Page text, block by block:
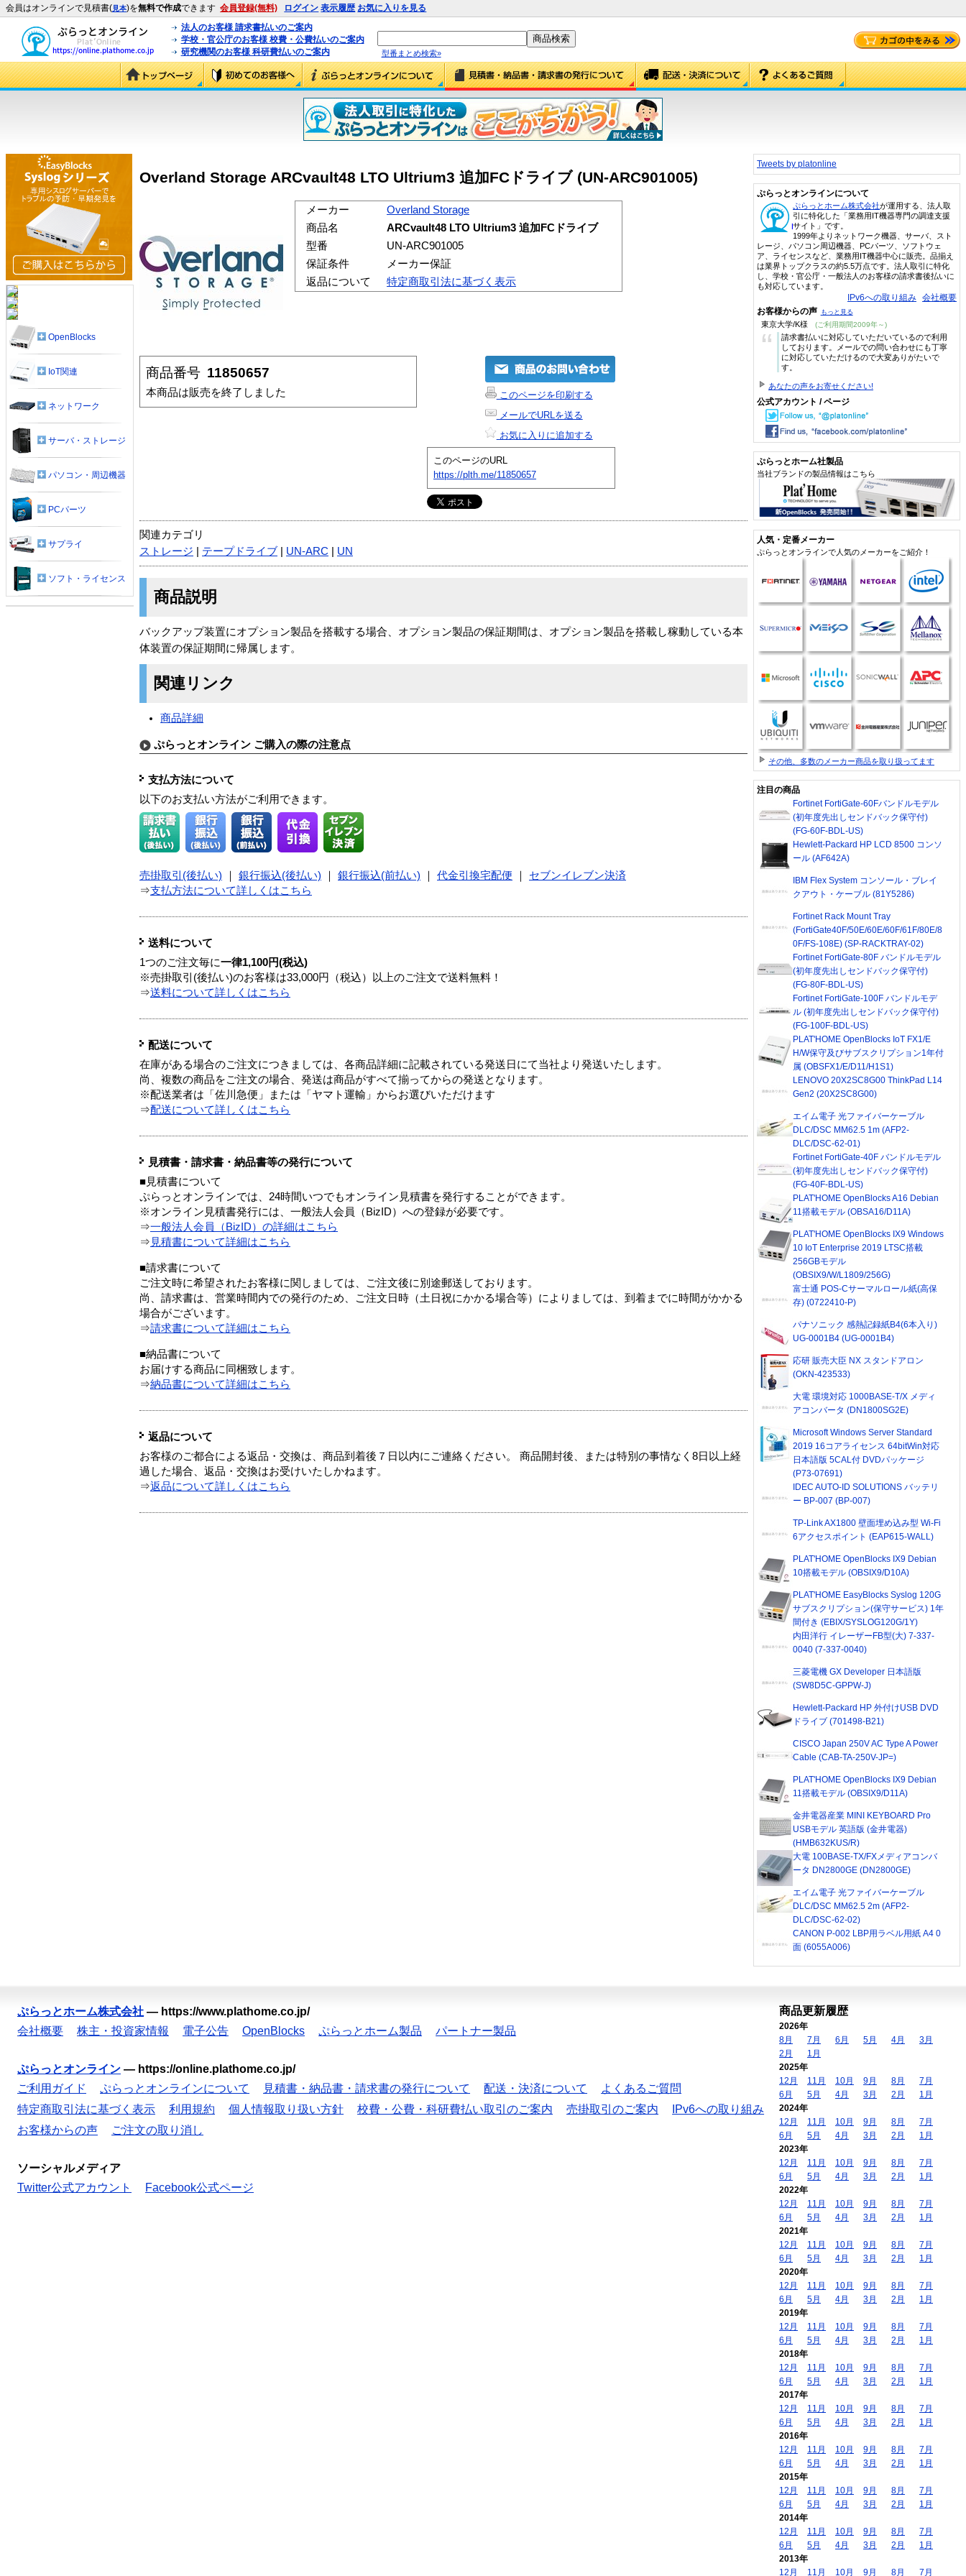
会員はオンラインで見積書(見本)を無料で作成できます 会員登録(無料) ログイン 表示履歴 お気に入りを見る
法人のお客様 請求書払いのご案内
学校・官公庁のお客様 校費・公費払いのご案内
研究機関のお客様 科研費払いのご案内
型番まとめ検索»
Overland Storage ARCvault48 LTO Ultrium3 追加FCドライブ (UN-ARC901005)
メーカー
Overland Storage
商品名
ARCvault48 LTO Ultrium3 追加FCドライブ
型番
UN-ARC901005
保証条件
メーカー保証
返品について
特定商取引法に基づく表示
商品番号 11850657
本商品は販売を終了しました
このページを印刷する
メールでURLを送る
お気に入りに追加する
このページのURL
https://plth.me/11850657
関連カテゴリ
ストレージ
テープドライブ UN-ARC UN
商品説明
バックアップ装置にオプション製品を搭載する場合、オプション製品の保証期間は、オプション製品を搭載し稼動している本
体装置の保証期間に帰属します。
関連リンク
商品詳細
ぷらっとオンライン ご購入の際の注意点
支払方法について
以下のお支払い方法がご利用できます。
売掛取引(後払い) 銀行振込(後払い) 銀行振込(前払い) 代金引換宅配便
セブンイレブン決済
⇒支払方法について詳しくはこちら
送料について
1つのご注文毎に一律1,100円(税込)
※売掛取引(後払い)のお客様は33,000円（税込）以上のご注文で送料無料！
⇒送料について詳しくはこちら
配送について
在庫がある場合のご注文につきましては、各商品詳細に記載されている発送日にて当社より発送いたします。
尚、複数の商品をご注文の場合、発送は商品がすべて揃ってからの発送となります。
※配送業者は「佐川急便」または「ヤマト運輸」からお選びいただけます
⇒配送について詳しくはこちら
見積書・請求書・納品書等の発行について
■見積書について
ぷらっとオンラインでは、24時間いつでもオンライン見積書を発行することができます。
※オンライン見積書発行には、一般法人会員（BizID）への登録が必要です。
⇒一般法人会員（BizID）の詳細はこちら
⇒ 見積書について詳細はこちら
■請求書について
ご注文時に希望されたお客様に関しましては、ご注文後に別途郵送しております。
尚、請求書は、営業時間内での発行のため、ご注文日時（土日祝にかかる場合等）によりましては、到着までに時間がかかる
場合がございます。
⇒請求書について詳細はこちら
■納品書について
お届けする商品に同梱致します。
⇒納品書について詳細はこちら
返品について
お客様のご都合による返品・交換は、商品到着後７日以内にご連絡ください。 商品開封後、または特別の事情なく8日以上経
過した場合、返品・交換はお受けいたしかねます。
⇒返品について詳しくはこちら
OpenBlocks
IoT関連
ネットワーク
サーバ・ストレージ
パソコン・周辺機器
PCパーツ
サプライ
ソフト・ライセンス
Tweets by platonline
ぷらっとオンラインについて
ぷらっとホーム株式会社が運用する、法人取
引に特化した「業務用IT機器専門の調達支援
サイト」です。
1999年よりネットワーク機器、サーバ、スト
レージ、パソコン周辺機器、PCパーツ、ソフトウェ
ア、ライセンスなど、業務用IT機器中心に販売。品揃え
は業界トップクラスの約5.5万点です。法人取引に特化
し、学校・官公庁・一般法人のお客様の請求書後払いに
も対応しています。
IPv6への取り組み 会社概要
お客様からの声 もっと見る
東京大学/K様 (ご利用期間2009年～)
“
請求書払いに対応していただいているので利用
しております。メールでの問い合わせにも丁寧
に対応していただけるので大変ありがたいで
す。
あなたの声をお寄せください!
公式アカウント / ページ
ぷらっとホーム社製品
当社ブランドの製品情報はこちら
人気・定番メーカー
ぷらっとオンラインで人気のメーカーをご紹介！
その他、多数のメーカー商品を取り扱ってます
注目の商品
Fortinet FortiGate-60Fバンドルモデル
(初年度先出しセンドバック保守付)
(FG-60F-BDL-US)
Hewlett-Packard HP LCD 8500 コンソ
ール (AF642A)
IBM Flex System コンソール・ブレイ
クアウト・ケーブル (81Y5286)
Fortinet Rack Mount Tray
(FortiGate40F/50E/60E/60F/61F/80E/8
0F/FS-108E) (SP-RACKTRAY-02)
Fortinet FortiGate-80F バンドルモデル
(初年度先出しセンドバック保守付)
(FG-80F-BDL-US)
Fortinet FortiGate-100F バンドルモデ
ル (初年度先出しセンドバック保守付)
(FG-100F-BDL-US)
PLAT'HOME OpenBlocks IoT FX1/E
H/W保守及びサブスクリプション1年付
属 (OBSFX1/E/D11/H1S1)
LENOVO 20X2SC8G00 ThinkPad L14
Gen2 (20X2SC8G00)
エイム電子 光ファイバーケーブル
DLC/DSC MM62.5 1m (AFP2-
DLC/DSC-62-01)
Fortinet FortiGate-40F バンドルモデル
(初年度先出しセンドバック保守付)
(FG-40F-BDL-US)
PLAT'HOME OpenBlocks A16 Debian
11搭載モデル (OBSA16/D11A)
PLAT'HOME OpenBlocks IX9 Windows
10 IoT Enterprise 2019 LTSC搭載
256GBモデル
(OBSIX9/W/L1809/256G)
富士通 POS-Cサーマルロール紙(高保
存) (0722410-P)
パナソニック 感熱記録紙B4(6本入り)
UG-0001B4 (UG-0001B4)
応研 販売大臣 NX スタンドアロン
(OKN-423533)
大電 環境対応 1000BASE-T/X メディ
アコンバータ (DN1800SG2E)
Microsoft Windows Server Standard
2019 16コアライセンス 64bitWin対応
日本語版 5CAL付 DVDパッケージ
(P73-07691)
IDEC AUTO-ID SOLUTIONS バッテリ
ー BP-007 (BP-007)
TP-Link AX1800 壁面埋め込み型 Wi-Fi
6アクセスポイント (EAP615-WALL)
PLAT'HOME OpenBlocks IX9 Debian
10搭載モデル (OBSIX9/D10A)
PLAT'HOME EasyBlocks Syslog 120G
サブスクリプション(保守サービス) 1年
間付き (EBIX/SYSLOG120G/1Y)
内田洋行 イレーザーFB型(大) 7-337-
0040 (7-337-0040)
三菱電機 GX Developer 日本語版
(SW8D5C-GPPW-J)
Hewlett-Packard HP 外付けUSB DVD
ドライブ (701498-B21)
CISCO Japan 250V AC Type A Power
Cable (CAB-TA-250V-JP=)
PLAT'HOME OpenBlocks IX9 Debian
11搭載モデル (OBSIX9/D11A)
金井電器産業 MINI KEYBOARD Pro
USBモデル 英語版 (金井電器)
(HMB632KUS/R)
大電 100BASE-TX/FXメディアコンバ
ータ DN2800GE (DN2800GE)
エイム電子 光ファイバーケーブル
DLC/DSC MM62.5 2m (AFP2-
DLC/DSC-62-02)
CANON P-002 LBP用ラベル用紙 A4 0
面 (6055A006)
ぷらっとホーム株式会社 — https://www.plathome.co.jp/
会社概要
株主・投資家情報 電子公告 OpenBlocks ぷらっとホーム製品 パートナー製品
ぷらっとオンライン — https://online.plathome.co.jp/
ご利用ガイド
ぷらっとオンラインについて 見積書・納品書・請求書の発行について 配送・決済について
よくあるご質問
特定商取引法に基づく表示
利用規約 個人情報取り扱い方針 校費・公費・科研費払い取引のご案内 売掛取引のご案内
IPv6への取り組み
お客様からの声
ご注文の取り消し
ソーシャルメディア
Twitter公式アカウント
Facebook公式ページ
商品更新履歴
2026年
8月
7月 6月 5月 4月
3月
2月
1月
2025年
12月
11月 10月 9月 8月
7月
6月
5月 4月 3月 2月
1月
2024年
12月
11月 10月 9月 8月
7月
6月
5月 4月 3月 2月
1月
2023年
12月
11月 10月 9月 8月
7月
6月
5月 4月 3月 2月
1月
2022年
12月
11月 10月 9月 8月
7月
6月
5月 4月 3月 2月
1月
2021年
12月
11月 10月 9月 8月
7月
6月
5月 4月 3月 2月
1月
2020年
12月
11月 10月 9月 8月
7月
6月
5月 4月 3月 2月
1月
2019年
12月
11月 10月 9月 8月
7月
6月
5月 4月 3月 2月
1月
2018年
12月
11月 10月 9月 8月
7月
6月
5月 4月 3月 2月
1月
2017年
12月
11月 10月 9月 8月
7月
6月
5月 4月 3月 2月
1月
2016年
12月
11月 10月 9月 8月
7月
6月
5月 4月 3月 2月
1月
2015年
12月
11月 10月 9月 8月
7月
6月
5月 4月 3月 2月
1月
2014年
12月
11月 10月 9月 8月
7月
6月
5月 4月 3月 2月
1月
2013年
12月
11月 10月 9月 8月 7月